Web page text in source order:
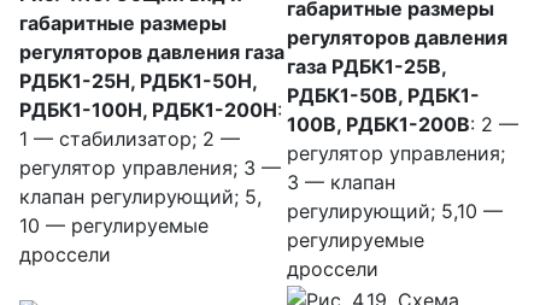
габаритные размеры
регуляторов давления газа
РДБК1-25Н, РДБК1-50Н,
РДБК1-100Н, РДБК1-200Н:
1 — стабилизатор; 2 —
регулятор управления; 3 —
клапан регулирующий; 5,
10 — регулируемые
дроссели
габаритные размеры
регуляторов давления
газа РДБК1-25В,
РДБК1-50В, РДБК1-
100В, РДБК1-200В: 2 —
регулятор управления;
3 — клапан
регулирующий; 5,10 —
регулируемые
дроссели